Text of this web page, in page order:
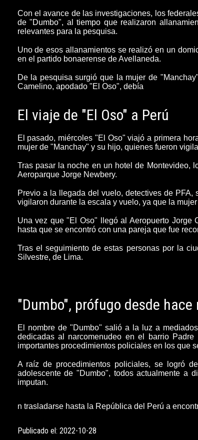
Con el avance de las investigaciones, los
de "Dumbo", al tiempo que realizaron
relevantes para la pesquisa.
Uno de esos allanamientos se realizó en un
en el partido bonaerense de Avellaneda.
De la pesquisa surgió que la mujer de
Camelino, apodado "El Oso", debía
El viaje de "El Oso" a Perú
El pasado, miércoles "El Oso" viajó a primera
mujer de "Manchay" y su hijo, quienes fueron
Tras pasar la noche en un hotel de Montevideo,
Aeroparque Jorge Newbery.
Previo a la llegada del vuelo, detectives de
vigilaron durante la escala y vuelo, ya que la
Una vez que "El Oso" llegó al Aeropuerto
hasta que se encontró con una pareja que fue
Tras el seguimiento de estas personas por la
Silvestre, de Lima.
"Dumbo", prófugo desde
El nombre de"Dumbo" salió a la luz a
dedicadas al narcomenudeo en el barrio
importantes procedimientos policiales en los que
A raíz de procedimientos policiales, se logró
adolescente de "Dumbo", todos actualmente a
imputan.
n trasladarse hasta la República del Perú a
Publicado el: 2022-10-28